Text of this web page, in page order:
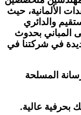
الألمانية، حيث
والدائري
المباني بحدوث
في شركتنا في
المسلحة
بحرفية عالية.